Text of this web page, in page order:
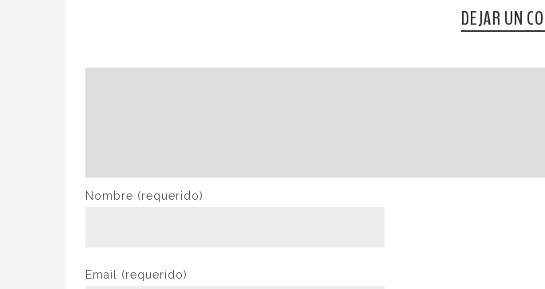
DEJAR UN
Nombre (requerido)
Email (requerido)